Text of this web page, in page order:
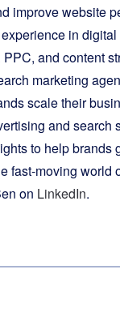
improve website
in
and content
marketing
scale their
and search
to help brands
fast-moving world
on LinkedIn.